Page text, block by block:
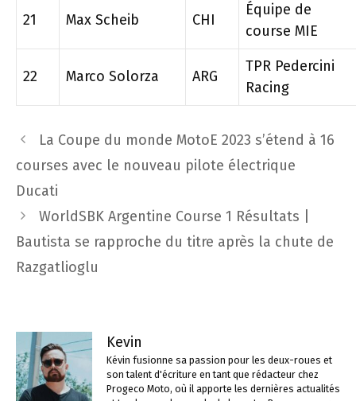
21 Max Scheib CHI
Équipe de
course MIE
22 Marco Solorza ARG
TPR Pedercini
Racing
Navigation
des
articles
La Coupe du monde MotoE 2023 s’étend à 16
courses avec le nouveau pilote électrique
Ducati
WorldSBK Argentine Course 1 Résultats |
Bautista se rapproche du titre après la chute de
Razgatlioglu
Kevin
Kévin fusionne sa passion pour les deux-roues et
son talent d'écriture en tant que rédacteur chez
Progeco Moto, où il apporte les dernières actualités